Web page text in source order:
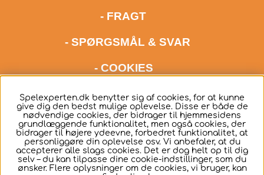
- FRAGT
- SPØRGSMÅL & SVAR
- COOKIES
kontakt os meget gerne via mail på adressen
hello@spelexperten.com
Spelexperten.dk benytter sig af cookies, for at kunne
give dig den bedst mulige oplevelse. Disse er både de
nødvendige cookies, der bidrager til hjemmesidens
grundlæggende funktionalitet, men også cookies, der
bidrager til højere ydeevne, forbedret funktionalitet, at
personliggøre din oplevelse osv. Vi anbefaler, at du
accepterer alle slags cookies. Det er dog helt op til dig
selv – du kan tilpasse dine cookie-indstillinger, som du
ønsker. Flere oplysninger om de cookies, vi bruger, kan